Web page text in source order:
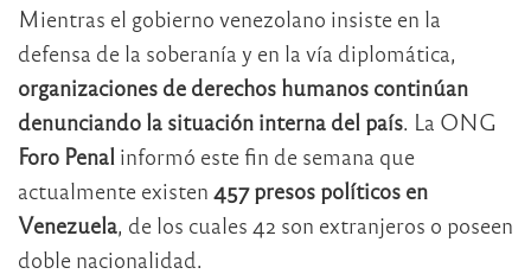
Mientras el gobierno venezolano insiste en la
defensa de la soberanía y en la vía diplomática,
organizaciones de derechos humanos continúan
denunciando la situación interna del país. La ONG
Foro Penal informó este fin de semana que
actualmente existen 457 presos políticos en
Venezuela, de los cuales 42 son extranjeros o poseen
doble nacionalidad.